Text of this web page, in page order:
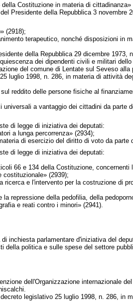
Costituzione in materia di cittadinanza»
Presidente della Repubblica 3 novembre
(2918);
terapeutico, nonché disposizioni in
della Repubblica 29 dicembre 1973,
dei dipendenti civili e militari dello
del comune di Lentate sul Seveso
luglio 1998, n. 286, in materia di attività
reddito delle persone fisiche al
a vantaggio dei cittadini da parte
di legge di iniziativa dei deputati:
a lunga percorrenza» (2934);
di esercizio del diritto di voto da parte
di legge di iniziativa dei deputati:
66 e 134 della Costituzione,
costituzionale» (2939);
e l'intervento per la costruzione di
repressione della pedofilia, della
e reati contro i minori» (2941).
inchiesta parlamentare d'iniziativa del
politica e sulle spese del settore
dell'Organizzazione internazionale
legislativo 25 luglio 1998, n. 286, in